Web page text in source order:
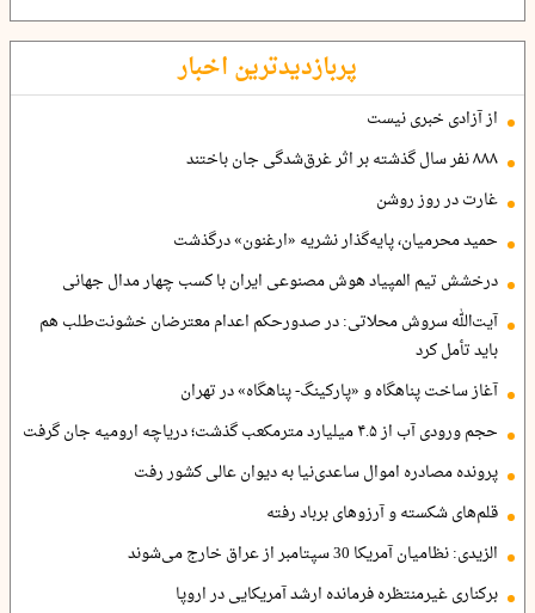
پربازدیدترین اخبار
از آزادی خبری نیست
۸۸۸ نفر سال گذشته بر اثر غرق‌شدگی جان باختند
غارت در روز روشن
حمید محرمیان، پایه‌گذار نشریه «ارغنون» درگذشت
درخشش تیم المپیاد هوش مصنوعی ایران با کسب چهار مدال جهانی
آیت‌الله سروش محلاتی: در صدورحکم اعدام معترضان خشونت‌طلب هم
باید تأمل کرد
آغاز ساخت پناهگاه و «پارکینگ- پناهگاه» در تهران
حجم ورودی آب از ۴.۵ میلیارد مترمکعب گذشت؛ دریاچه ارومیه جان گرفت
پرونده مصادره اموال ساعدی‌نیا به دیوان عالی کشور رفت
قلم‌های شکسته و آرزوهای برباد رفته
الزیدی: نظامیان آمریکا 30 سپتامبر از عراق خارج می‌شوند
برکناری غیرمنتظره فرمانده ارشد آمریکایی در اروپا